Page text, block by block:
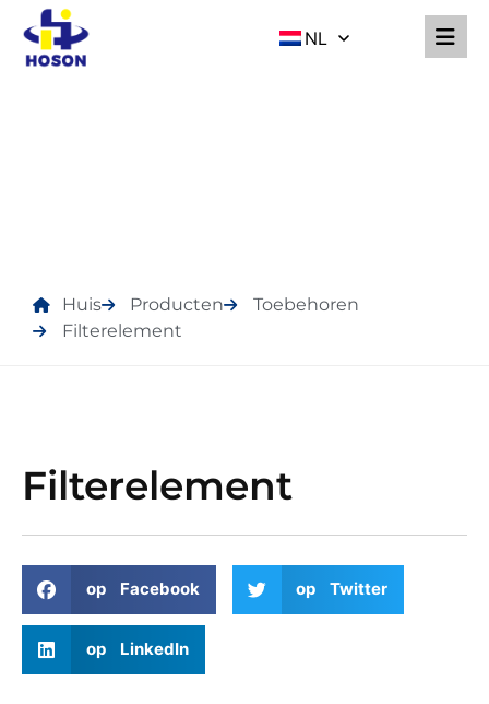
NL
Huis Producten
Toebehoren
Filterelement
Filterelement
op Facebook op Twitter
op LinkedIn